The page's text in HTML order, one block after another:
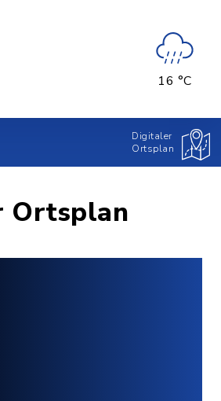
16 °C
Digitaler
Ortsplan
Ortsplan